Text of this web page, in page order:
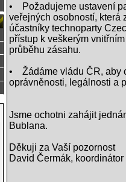
• Požadujeme ustavení
veřejných osobností, která
účastníky technoparty
přístup k veškerým
průběhu zásahu.
• Žádáme vládu ČR, aby
oprávněnosti, legálnosti a
Jsme ochotni zahájit
Bublana.
Děkuji za Vaší pozornost
David Čermák, koordinátor